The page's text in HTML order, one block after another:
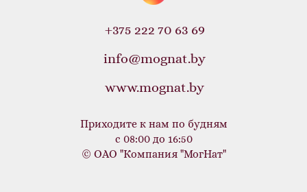
+375 222 70 63 69
info@mognat.by
www.mognat.by
Приходите к нам по будням
с 08:00 до 16:50
© ОАО "Компания "МогНат"